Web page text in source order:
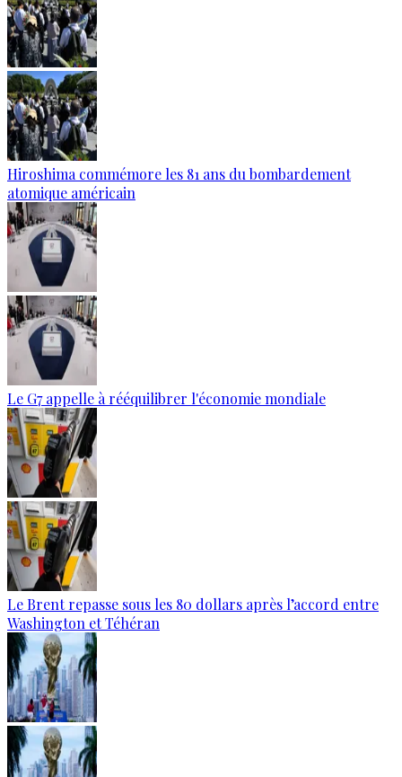
Hiroshima commémore les 81 ans du bombardement
atomique américain
Le G7 appelle à rééquilibrer l'économie mondiale
Le Brent repasse sous les 80 dollars après l’accord entre
Washington et Téhéran